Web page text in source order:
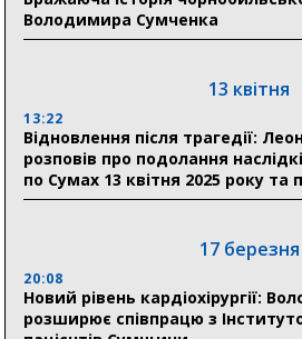
19:38
Сумська клінічна лікарня
Олексій Романько долучився до
стійкості Сумщини з Прем’єр-
18:11
Місто посилює міжнародну
Володимира Сумченка
13 квітня
13:22
Відновлення після трагедії:
розповів про подолання
по Сумах 13 квітня 2025 року та
17 березня
20:08
Новий рівень кардіохірургії:
розширює співпрацю з